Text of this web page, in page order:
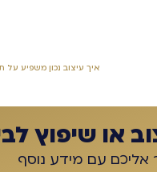
איך עיצוב נכון משפיע
או שיפוץ
אליכם עם מידע נוסף